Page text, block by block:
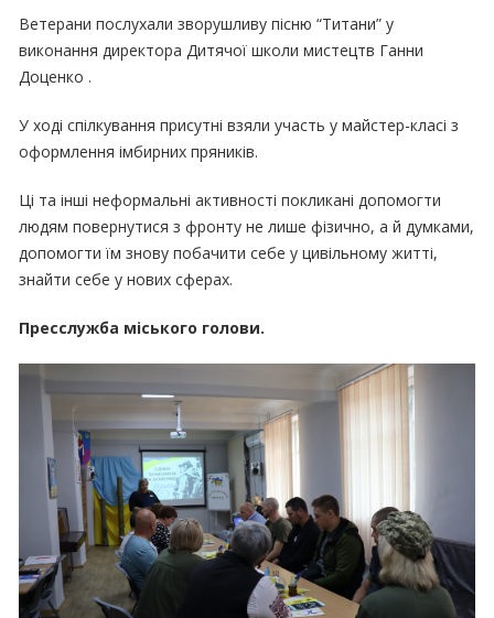
Ветерани послухали зворушливу пісню “Титани” у
виконання директора Дитячої школи мистецтв Ганни
Доценко .
У ході спілкування присутні взяли участь у майстер-класі з
оформлення імбирних пряників.
Ці та інші неформальні активності покликані допомогти
людям повернутися з фронту не лише фізично, а й думками,
допомогти їм знову побачити себе у цивільному житті,
знайти себе у нових сферах.
Пресслужба міського голови.